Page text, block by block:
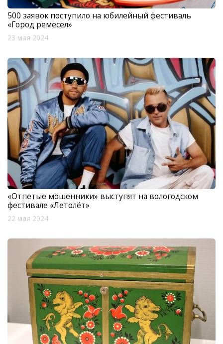
500 заявок поступило на юбилейный фестиваль
«Город ремесел»
23 мая 2024
«Отпетые мошенники» выступят на вологодском
фестивале «Летолёт»
22 мая 2024